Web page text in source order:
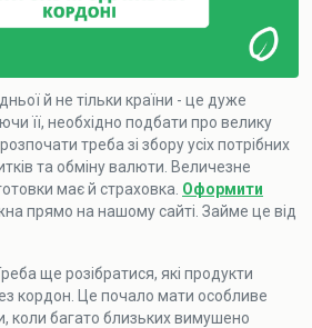
й не тільки країни - це дуже
її, необхідно подбати про велику
треба зі збору усіх потрібних
та обміну валюти. Величезне
має й страховка. Оформити
прямо на нашому сайті. Займе це від
ще розібратися, які продукти
кордон. Це почало мати особливе
коли багато близьких вимушено